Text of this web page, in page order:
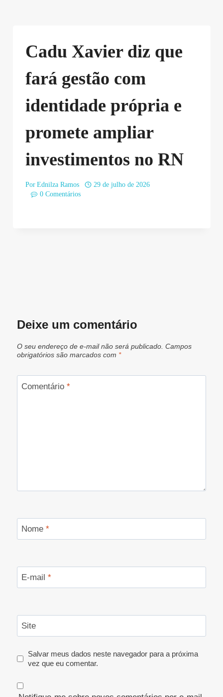
Cadu Xavier diz que
fará gestão com
identidade própria e
promete ampliar
investimentos no RN
Por Ednilza Ramos
29 de julho de 2026
0 Comentários
Deixe um comentário
O seu endereço de e-mail não será publicado. Campos
obrigatórios são marcados com *
Comentário *
Nome *
E-mail *
Site
Salvar meus dados neste navegador para a próxima
vez que eu comentar.